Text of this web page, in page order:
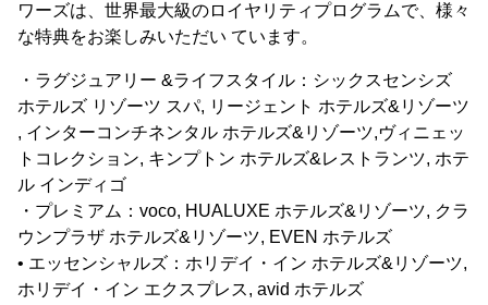
ワーズは、世界最大級のロイヤリティプログラムで、様々
な特典をお楽しみいただい ています。
・ラグジュアリー &ライフスタイル：シックスセンシズ
ホテルズ リゾーツ スパ, リージェント ホテルズ&リゾーツ
, インターコンチネンタル ホテルズ&リゾーツ,ヴィニェッ
トコレクション, キンプトン ホテルズ&レストランツ, ホテ
ル インディゴ
・プレミアム：voco, HUALUXE ホテルズ&リゾーツ, クラ
ウンプラザ ホテルズ&リゾーツ, EVEN ホテルズ
• エッセンシャルズ：ホリデイ・イン ホテルズ&リゾーツ,
ホリデイ・イン エクスプレス, avid ホテルズ